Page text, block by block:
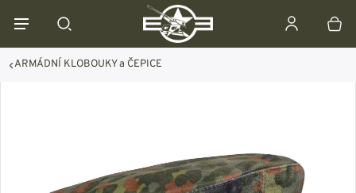
ARMÁDNÍ KLOBOUKY a ČEPICE